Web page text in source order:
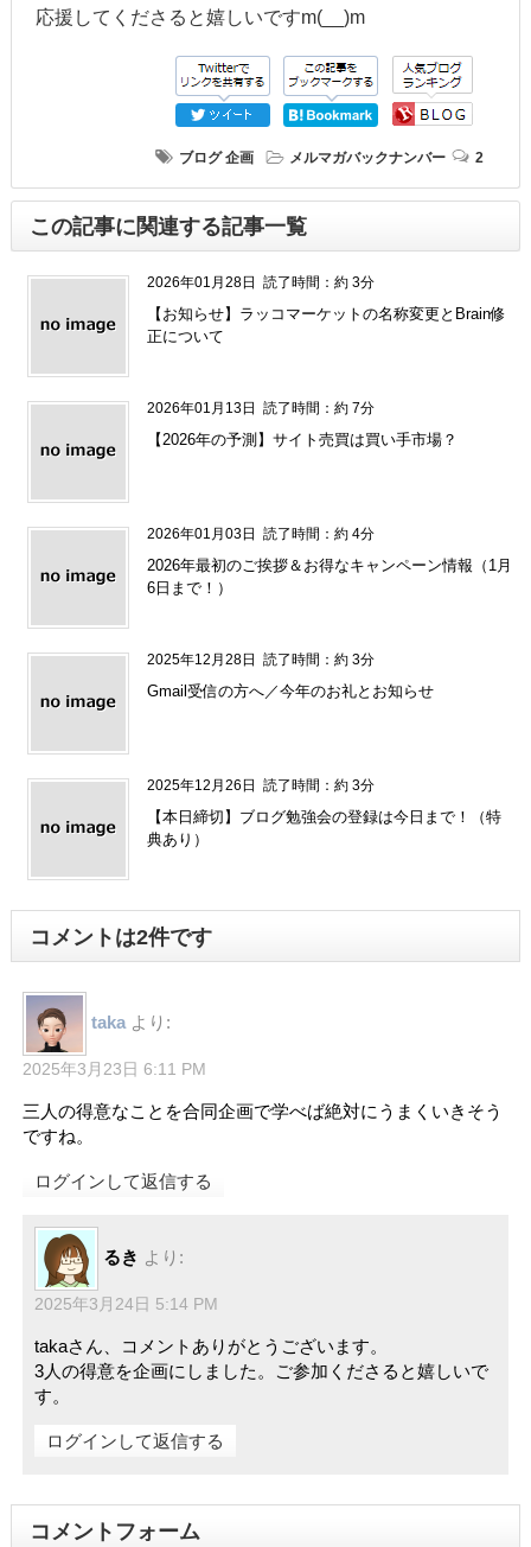
応援してくださると嬉しいですm(__)m
ブログ 企画 メルマガバックナンバー 2
この記事に関連する記事一覧
2026年01月28日 読了時間：約 3分
【お知らせ】ラッコマーケットの名称変更とBrain修
正について
2026年01月13日 読了時間：約 7分
【2026年の予測】サイト売買は買い手市場？
2026年01月03日 読了時間：約 4分
2026年最初のご挨拶＆お得なキャンペーン情報（1月
6日まで！）
2025年12月28日 読了時間：約 3分
Gmail受信の方へ／今年のお礼とお知らせ
2025年12月26日 読了時間：約 3分
【本日締切】ブログ勉強会の登録は今日まで！（特
典あり）
コメントは2件です
taka より:
2025年3月23日 6:11 PM
三人の得意なことを合同企画で学べば絶対にうまくいきそう
ですね。
ログインして返信する
るき より:
2025年3月24日 5:14 PM
takaさん、コメントありがとうございます。
3人の得意を企画にしました。ご参加くださると嬉しいで
す。
ログインして返信する
コメントフォーム